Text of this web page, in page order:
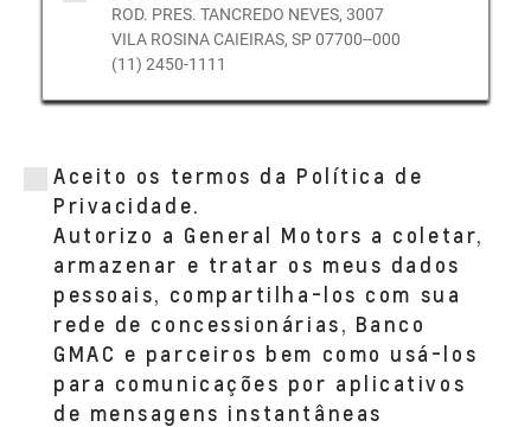
ROD. PRES. TANCREDO NEVES, 3007
VILA ROSINA CAIEIRAS, SP 07700--000
(11) 2450-1111
Aceito os termos da Política de
Privacidade.
Autorizo a General Motors a coletar,
armazenar e tratar os meus dados
pessoais, compartilha-los com sua
rede de concessionárias, Banco
GMAC e parceiros bem como usá-los
para comunicações por aplicativos
de mensagens instantâneas